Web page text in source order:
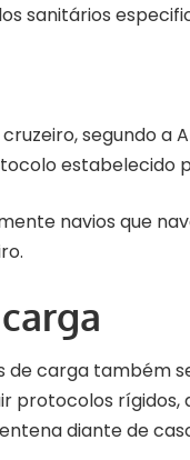
sanitários
segundo a
estabelecido
navios que
de carga também
protocolos
diante de